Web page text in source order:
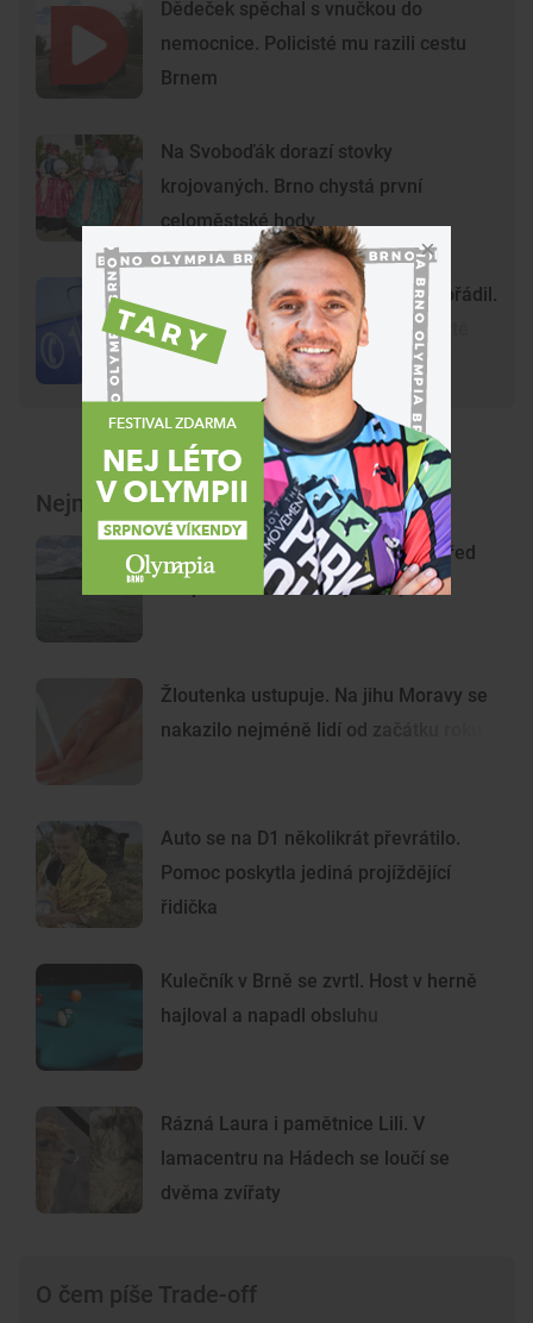
Dědeček spěchal s vnučkou do
nemocnice. Policisté mu razili cestu
Brnem
Na Svoboďák dorazí stovky
krojovaných. Brno chystá první
celoměstské hody
Gang nezletilých ve Vyškově už dořádil.
Nedávný útok prošetřují kriminalisté
Nejnovější články
Pozor na sinice. Hygienici varují před
koupáním v části Nových Mlýnů
Žloutenka ustupuje. Na jihu Moravy se
nakazilo nejméně lidí od začátku roku
Auto se na D1 několikrát převrátilo.
Pomoc poskytla jediná projíždějící
řidička
Kulečník v Brně se zvrtl. Host v herně
hajloval a napadl obsluhu
Rázná Laura i pamětnice Lili. V
lamacentru na Hádech se loučí se
dvěma zvířaty
O čem píše Trade-off